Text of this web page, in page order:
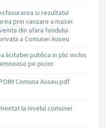
si rezultatul
prin vanzare a masei
din afara fondului
a Comunei Auseu
licitatiei publica in plic inchis
pe picior
Comuna Auseu.pdf
la nivelul comunei